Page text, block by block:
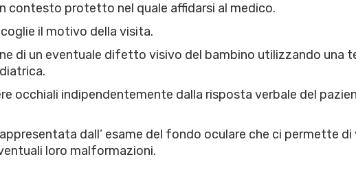
contesto protetto nel quale affidarsi al medico.
il motivo della visita.
di un eventuale difetto visivo del bambino utilizzando una
occhiali indipendentemente dalla risposta verbale del
dall’ esame del fondo oculare che ci permette
loro malformazioni.